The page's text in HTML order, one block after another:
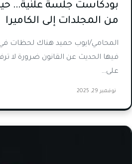
بودكاست جلسة علنية…
من المجلدات إلى الكاميرا
المحامي/ايوب حميد هناك لحظات
فيها الحديث عن القانون ضرورة لا
على…
نوفمبر 29, 2025